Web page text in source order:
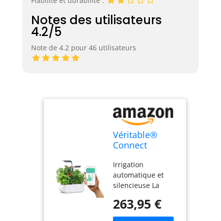
Notes des utilisateurs
4.2/5
Note de 4.2 pour 46 utilisateurs
Véritable®
Connect
Potager
d’Intérieur
Fabriqué en
France – Jardin
Autonome
Intelligent Livré
Irrigation
automatique et
silencieuse La
accélérée, les
saveurs sublimées
263,95 €